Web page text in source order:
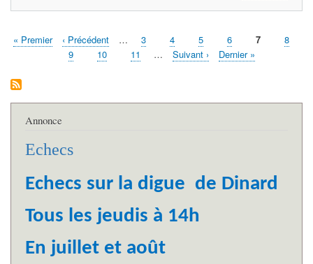
Pagination
Première
« Premier
Page
précédente
‹ Précédent … Page
3 Page
4 Page
5 Page
6
Page
7 Page
8
Page
9 Page
10 Page
11 …
Page
Suivant ›
Dernière
Dernier »
Annonce
Echecs
Echecs sur la digue de Dinard
Tous les jeudis à 14h
En juillet et août